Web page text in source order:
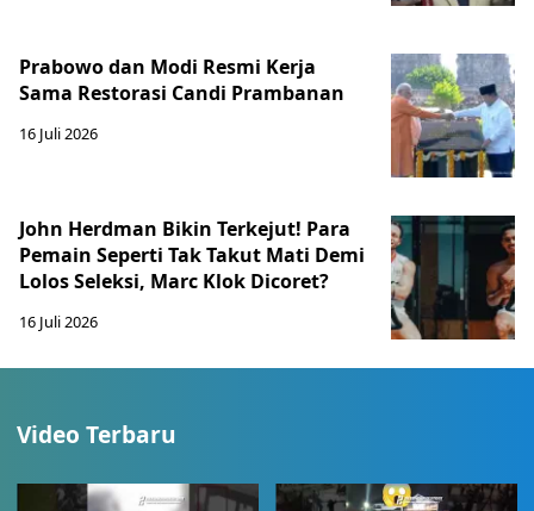
Prabowo dan Modi Resmi Kerja
Sama Restorasi Candi Prambanan
16 Juli 2026
John Herdman Bikin Terkejut! Para
Pemain Seperti Tak Takut Mati Demi
Lolos Seleksi, Marc Klok Dicoret?
16 Juli 2026
Video Terbaru